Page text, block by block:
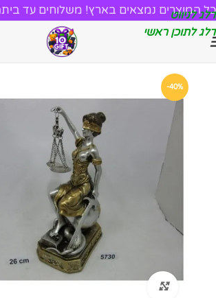
דלג לניווט
דלג לתוכן ראשי
כל המוצרים נמצאים בארץ! משלוחים עד
-40%